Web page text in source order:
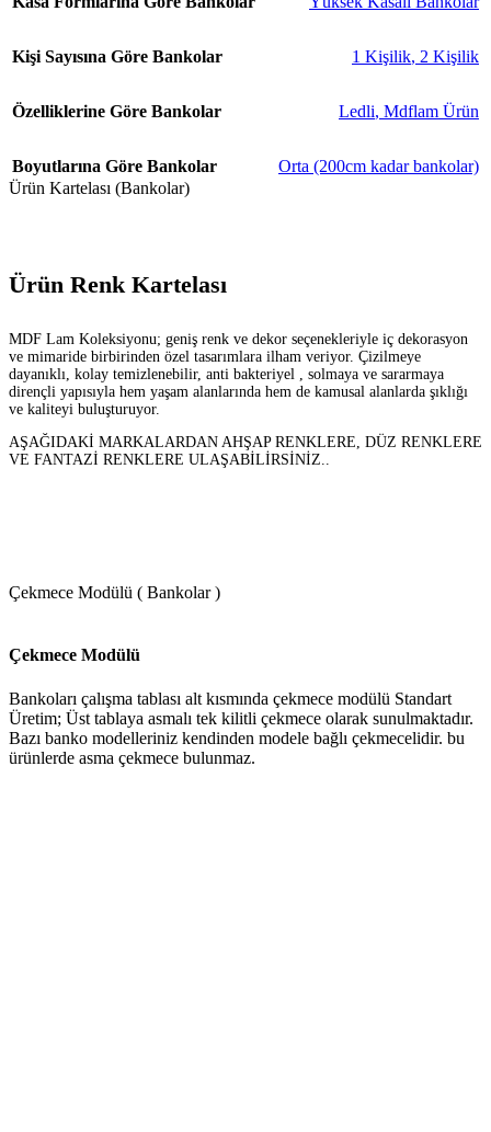
Kişi Sayısına Göre Bankolar 1 Kişilik, 2 Kişilik
Özelliklerine Göre Bankolar Ledli, Mdflam Ürün
Boyutlarına Göre Bankolar
Orta (200cm kadar bankolar)
Ürün Kartelası (Bankolar)
Ürün Renk Kartelası
MDF Lam Koleksiyonu; geniş renk ve dekor seçenekleriyle iç dekorasyon
ve mimaride birbirinden özel tasarımlara ilham veriyor. Çizilmeye
dayanıklı, kolay temizlenebilir, anti bakteriyel , solmaya ve sararmaya
dirençli yapısıyla hem yaşam alanlarında hem de kamusal alanlarda şıklığı
ve kaliteyi buluşturuyor.
AŞAĞIDAKİ MARKALARDAN AHŞAP RENKLERE, DÜZ RENKLERE
VE FANTAZİ RENKLERE ULAŞABİLİRSİNİZ..
Çekmece Modülü ( Bankolar )
Çekmece Modülü
Bankoları çalışma tablası alt kısmında çekmece modülü Standart
Üretim; Üst tablaya asmalı tek kilitli çekmece olarak sunulmaktadır.
Bazı banko modelleriniz kendinden modele bağlı çekmecelidir. bu
ürünlerde asma çekmece bulunmaz.